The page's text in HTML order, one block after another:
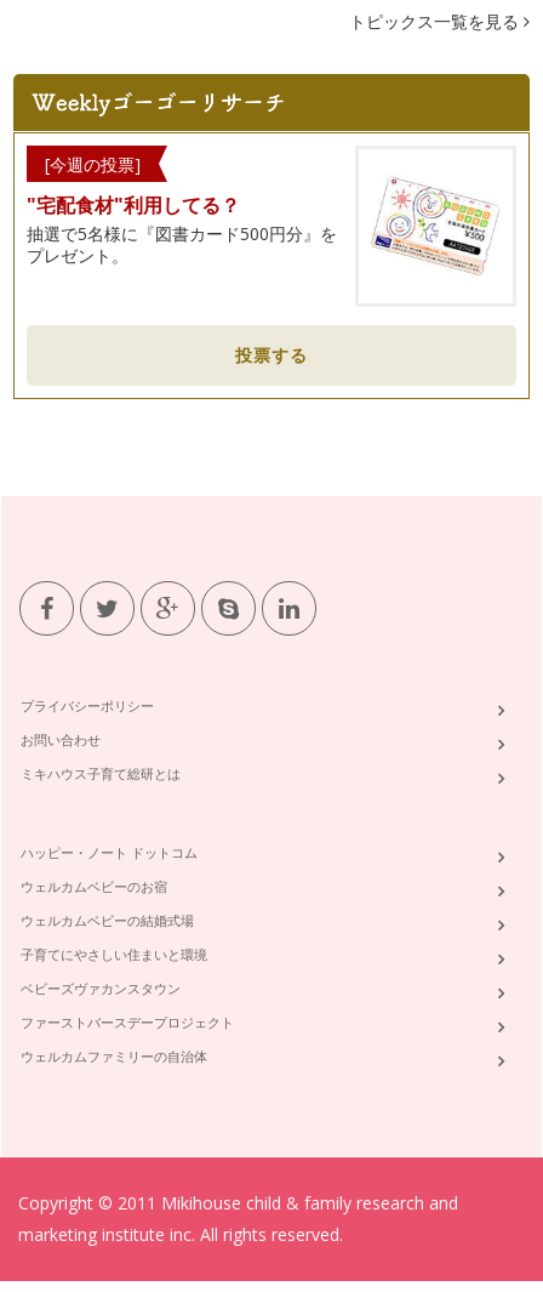
九州から始まり６月まで各地のも…
畑の虫の活躍を知ろう！
梅雨に入ったところも多いのではないでしょうか。 雨が降り
そうなとき、アマガエルはゲ…
子どもはノリノリ☆「こどもカフェ」ごっこで楽しもう
梅雨の時期になりましたね。 一雨ごとに野菜は育ってくれま
野菜の旬を感じてみよう
野菜を育てる暮らしをしていると、気候や草木が花咲くこと、
鳥や虫たちの動きなど、自然に向き合…
こどもと野菜
「うちの子、野菜を食べてくれなくて…」 よくママたちと話し
トピックス一覧を見る
[今週の投票]
"宅配食材"利用してる？
抽選で5名様に『図書カード500円分』を
プレゼント。
投票する
プライバシーポリシー
お問い合わせ
ミキハウス子育て総研とは
ハッピー・ノート ドットコム
ウェルカムベビーのお宿
ウェルカムベビーの結婚式場
子育てにやさしい住まいと環境
ベビーズヴァカンスタウン
ファーストバースデープロジェクト
ウェルカムファミリーの自治体
Copyright © 2011 Mikihouse child & family research and
marketing institute inc. All rights reserved.